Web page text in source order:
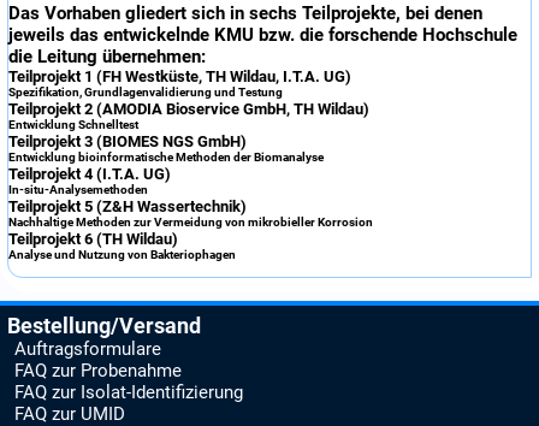
Das Vorhaben gliedert sich in sechs Teilprojekte, bei denen
jeweils das entwickelnde KMU bzw. die forschende Hochschule
die Leitung übernehmen:
Teilprojekt 1 (FH Westküste, TH Wildau, I.T.A. UG)
Spezifikation, Grundlagenvalidierung und Testung
Teilprojekt 2 (AMODIA Bioservice GmbH, TH Wildau)
Entwicklung Schnelltest
Teilprojekt 3 (BIOMES NGS GmbH)
Entwicklung bioinformatische Methoden der Biomanalyse
Teilprojekt 4 (I.T.A. UG)
In-situ-Analysemethoden
Teilprojekt 5 (Z&H Wassertechnik)
Nachhaltige Methoden zur Vermeidung von mikrobieller Korrosion
Teilprojekt 6 (TH Wildau)
Analyse und Nutzung von Bakteriophagen
Bestellung/Versand
Auftragsformulare
FAQ zur Probenahme
FAQ zur Isolat-Identifizierung
FAQ zur UMID